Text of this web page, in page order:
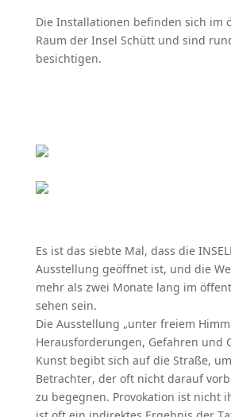
Die Installationen befinden sich im
Raum der Insel Schütt und sind
besichtigen.
Es ist das siebte Mal, dass die
Ausstellung geöffnet ist, und die
mehr als zwei Monate lang im
sehen sein.
Die Ausstellung „unter freiem
Herausforderungen, Gefahren und
Kunst begibt sich auf die Straße,
Betrachter, der oft nicht darauf
zu begegnen. Provokation ist nicht